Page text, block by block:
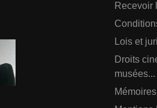
Recevoir
Lois et
Droits
musées...
Mémoires